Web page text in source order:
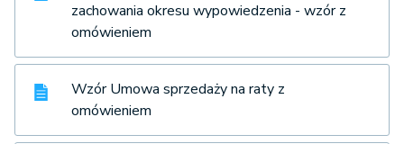
zachowania okresu wypowiedzenia - wzór z
omówieniem
Wzór Umowa sprzedaży na raty z
omówieniem